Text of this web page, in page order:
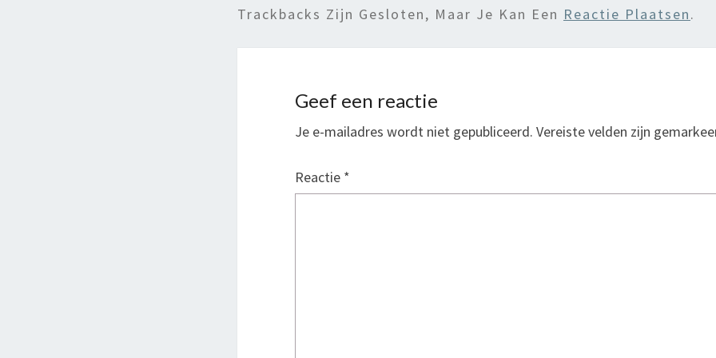
Trackbacks Zijn Gesloten, Maar Je Kan Een Reactie Plaatsen.
Geef een reactie
Je e-mailadres wordt niet gepubliceerd. Vereiste velden zijn
Reactie *